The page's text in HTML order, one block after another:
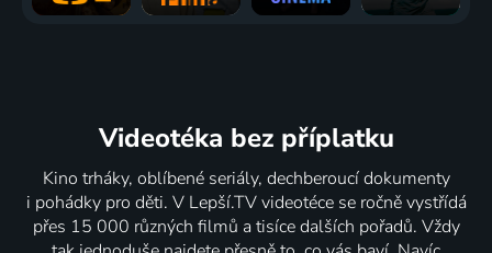
Videotéka bez příplatku
Kino trháky, oblíbené seriály, dechberoucí dokumenty
i pohádky pro děti. V Lepší.TV videotéce se ročně vystřídá
přes 15 000 různých filmů a tisíce dalších pořadů. Vždy